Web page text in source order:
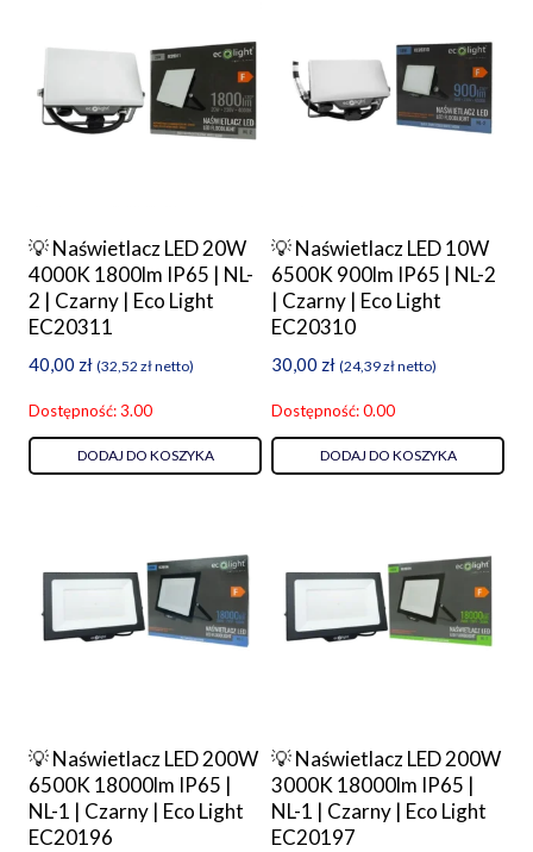
💡 Naświetlacz LED 20W
4000K 1800lm IP65 | NL-
2 | Czarny | Eco Light
EC20311
40,00 zł (32,52 złnetto)
Dostępność: 3.00
DODAJ DO KOSZYKA
💡 Naświetlacz LED 10W
6500K 900lm IP65 | NL-2
| Czarny | Eco Light
EC20310
30,00 zł (24,39złnetto)
Dostępność: 0.00
DODAJ DO KOSZYKA
💡 Naświetlacz LED 200W
6500K 18000lm IP65 |
NL-1 | Czarny | Eco Light
EC20196
💡 Naświetlacz LED 200W
3000K 18000lm IP65 |
NL-1 | Czarny | Eco Light
EC20197